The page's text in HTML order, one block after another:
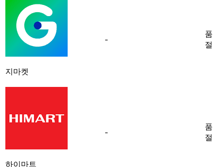
지마켓
-
품
절
하이마트
-
품
절